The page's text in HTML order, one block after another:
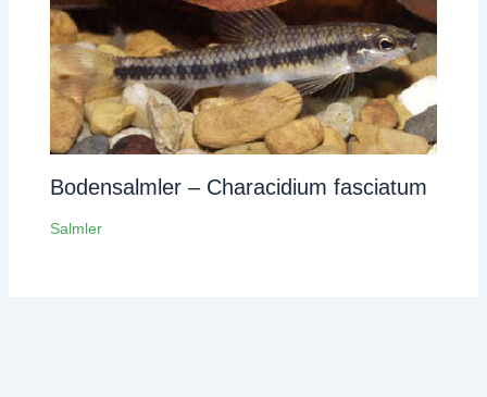
Bodensalmler – Characidium fasciatum
Salmler